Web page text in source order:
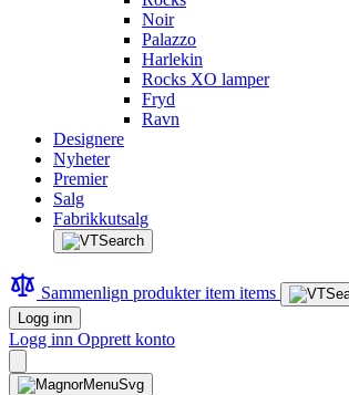
Noir
Palazzo
Harlekin
Rocks XO lamper
Fryd
Ravn
Designere
Nyheter
Premier
Salg
Fabrikkutsalg
Sammenlign produkteritem items
Logg inn
Logg inn Opprett konto